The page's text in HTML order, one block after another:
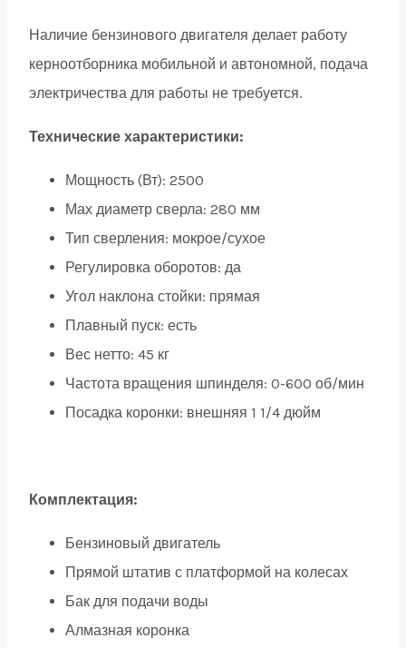
Наличие бензинового двигателя делает работу
керноотборника мобильной и автономной, подача
электричества для работы не требуется.
Технические характеристики:
Мощность (Вт): 2500
Мах диаметр сверла: 280 мм
Тип сверления: мокрое/сухое
Регулировка оборотов: да
Угол наклона стойки: прямая
Плавный пуск: есть
Вес нетто: 45 кг
Частота вращения шпинделя: 0-600 об/мин
Посадка коронки: внешняя 1 1/4 дюйм
Комплектация:
Бензиновый двигатель
Прямой штатив с платформой на колесах
Бак для подачи воды
Алмазная коронка